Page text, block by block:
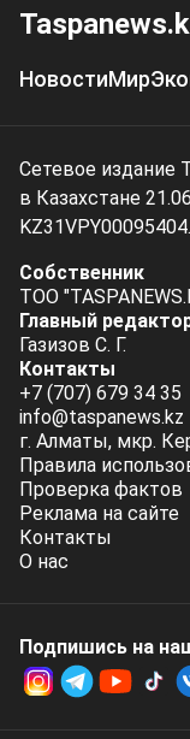
НовостиМир
Сетевое издание
в Казахстане
KZ31VPY00095404.
Собственник
ТОО
Главный
Газизов С. Г.
Контакты
+7 (707) 679 34 35
info@taspanews.kz
г. Алматы, мкр.
Правила
Проверка фактов
Реклама на сайте
Контакты
О нас
Подпишись на